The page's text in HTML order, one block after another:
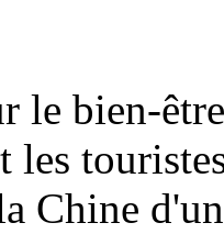
le bien-
les
Chine